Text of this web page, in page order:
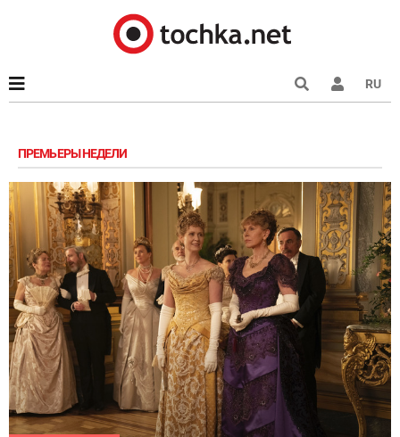
RU
ПРЕМЬЕРЫ НЕДЕЛИ